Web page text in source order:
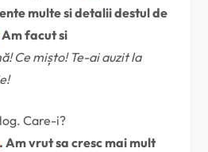
multe si detalii destul de
Am facut si
Ce mișto! Te-ai auzit la
Care-i?
. Am vrut sa cresc mai mult